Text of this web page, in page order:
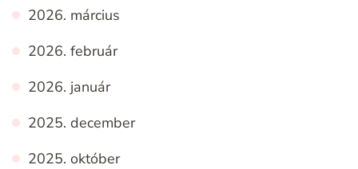
2026. március
2026. február
2026. január
2025. december
2025. október